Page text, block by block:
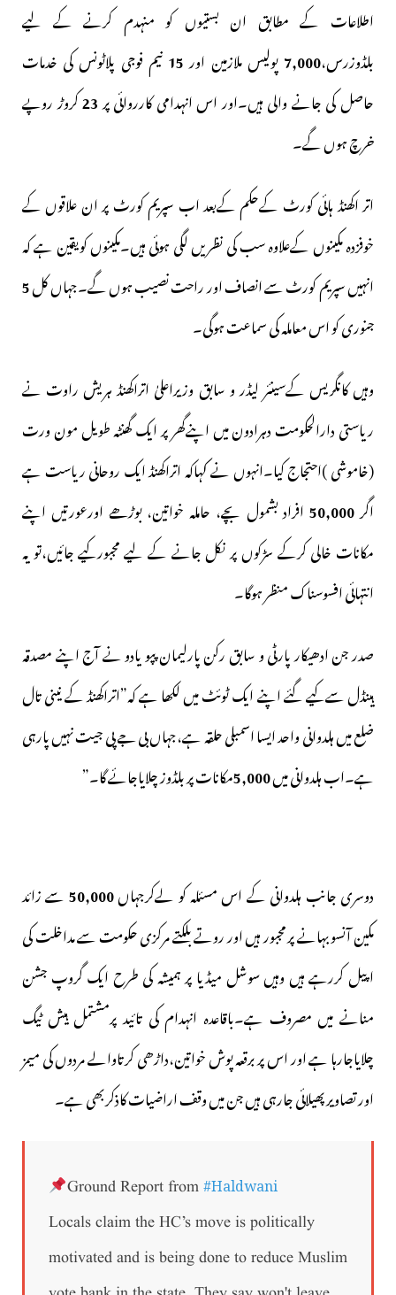
اطلاعات کے مطابق ان بستیوں کو منہدم کرنے کے لیے
بلڈوزرس،7,000پولیس ملازمین اور15نیم فوجی پلاٹونس کی خدمات
حاصل کی جانے والی ہیں۔اور اس انہدامی کارروائی پر23کروڑ روپے
خرچ ہوں گے۔
اتر اکھنڈ ہائی کورٹ کےحکم کےبعد اب سپریم کورٹ پر ان علاقوں کے
خوفزدہ مکینوں کےعلاوہ سب کی نظریں لگی ہوئی ہیں۔مکینوں کویقین ہے کہ
انہیں سپریم کورٹ سے انصاف اور راحت نصیب ہوں گے۔جہاں کل5
جنوری کو اس معاملہ کی سماعت ہوگی۔
وہیں کانگریس کےسینئر لیڈر و سابق وزیراعلیٰ اتراکھنڈ ہریش راوت نے
ریاستی دارالحکومت دہرادون میں اپنےگھر پر ایک گھنٹہ طویل مون ورت
(خاموشی )احتجاج کیا۔انہوں نے کہاکہ اتراکھنڈ ایک روحانی ریاست ہے
اگر50,000افراد بشمول بچے، حاملہ خواتین، بوڑھے اورعورتیں اپنے
مکانات خالی کرکے سڑکوں پر نکل جانے کے لیے مجبورکیے جائیں،تو یہ
انتہائی افسوسناک منظر ہوگا۔
صدر جن ادھیکار پارٹی و سابق رکن پارلیمان پپو یادو نے آج اپنے مصدقہ
ہینڈل سےکیے گئے اپنے ایک ٹوئٹ میں لکھا ہے کہ”اتراکھنڈ کے نینی تال
ضلع میں ہلدوانی واحد ایسا اسمبلی حلقہ ہے،جہاں بی جے پی جیت نہیں پارہی
ہے۔اب ہلدوانی میں5,000مکانات پر بلڈوز چلایاجائے گا۔”
دوسری جانب ہلدوانی کے اس مسئلہ کو لےکرجہاں50,000سے زائد
مکین آنسو بہانے پر مجبور ہیں اور روتے بلکتے مرکزی حکومت سے مداخلت کی
اپیل کررہے ہیں وہیں سوشل میڈیا پر ہمیشہ کی طرح ایک گروپ جشن
منانے میں مصروف ہے۔باقاعدہ انہدام کی تائید پرمشتمل ہیش ٹیگ
چلایاجارہا ہے اور اس پر برقعہ پوش خواتین،داڑھی کرتاوالے مردوں کی میمز
اور تصاویرپھیلائی جارہی ہیں جن میں وقف اراضیات کاذکربھی ہے۔
Ground Report from #Haldwani
Locals claim the HC’s move is politically
motivated and is being done to reduce Muslim